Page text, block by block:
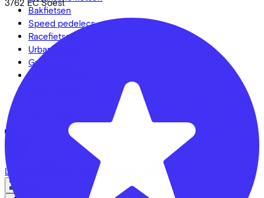
3762 EC Soest
Bakfietsen
Speed pedelecs
Racefietsen
Urban fietsen
Gravelbikes
Mountainbikes
LinkedIn